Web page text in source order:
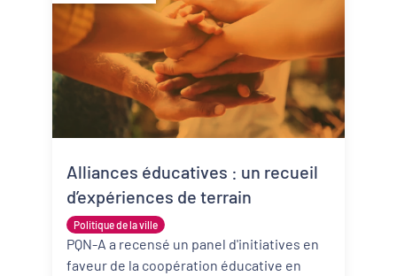
Politique de la ville
Alliances éducatives : un recueil
d’expériences de terrain
PQN-A a recensé un panel d'initiatives en
faveur de la coopération éducative en